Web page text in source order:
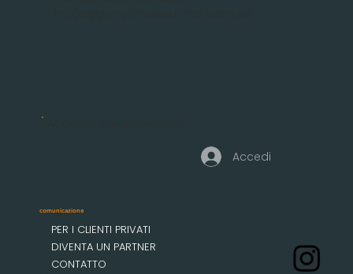
comunicazione
PER I CLIENTI PRIVATI
DIVENTA UN PARTNER
CONTATTO
Accedi